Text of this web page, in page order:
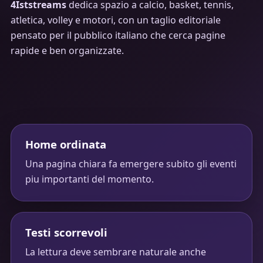
4Iststreamsdedica spazio a calcio, basket, tennis,
atletica, volley e motori, con un taglio editoriale
pensato per il pubblico italiano che cerca pagine
rapide e ben organizzate.
Home ordinata
Una pagina chiara fa emergere subito gli eventi
piu importanti del momento.
Testi scorrevoli
La lettura deve sembrare naturale anche